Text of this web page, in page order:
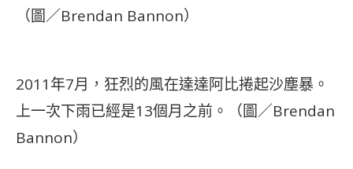
（圖／Brendan Bannon）
2011年7月，狂烈的風在達達阿比捲起沙塵暴。
上一次下雨已經是13個月之前。（圖／Brendan
Bannon）